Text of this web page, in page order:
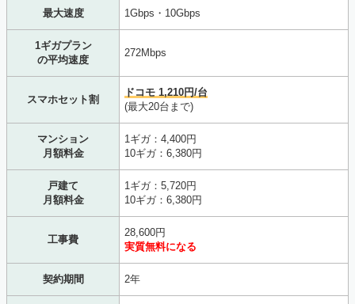
最大速度 1Gbps・10Gbps
1ギガプラン
の平均速度
272Mbps
スマホセット割
ドコモ 1,210円/台
(最大20台まで)
マンション
月額料金
1ギガ：4,400円
10ギガ：6,380円
戸建て
月額料金
1ギガ：5,720円
10ギガ：6,380円
工事費
28,600円
実質無料になる
契約期間 2年